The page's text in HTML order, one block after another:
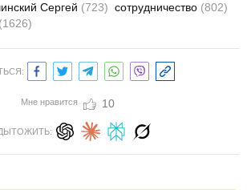
Сергей (723) сотрудничество (802)
(1626)
Мне нравится 10